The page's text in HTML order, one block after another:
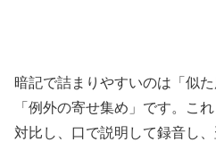
暗記で詰まりやすいのは「似
「例外の寄せ集め」です。こ
対比し、口で説明して録音し